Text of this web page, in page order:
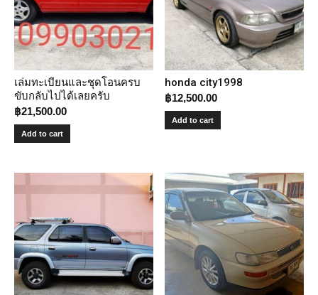
เล่มทะเบียนและชุดโอนครบ
ขับกลับไปได้เลยครับ
฿21,500.00
Add to cart
honda city1998
฿12,500.00
Add to cart